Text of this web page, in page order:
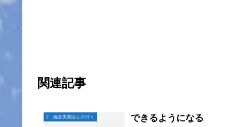
関連記事
2．統合失調症との日々 できるようになる